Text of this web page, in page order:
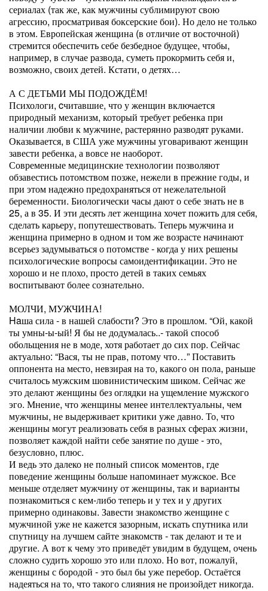
сериалах (так же, как мужчины сублимируют свою
агрессию, просматривая боксерские бои). Но дело не только
в этом. Европейская женщина (в отличие от восточной)
стремится обеспечить себе безбедное будущее, чтобы,
например, в случае развода, суметь прокормить себя и,
возможно, своих детей. Кстати, о детях…
А С ДЕТЬМИ МЫ ПОДОЖДЁМ!
Психологи, cчитавшие, что у женщин включается
природный механизм, который требует ребенка при
наличии любви к мужчине, растерянно разводят руками.
Оказывается, в США уже мужчины уговаривают женщин
завести ребенка, а вовсе не наоборот.
Современные медицинские технологии позволяют
обзавестись потомством позже, нежели в прежние годы, и
при этом надежно предохраняться от нежелательной
беременности. Биологически часы дают о себе знать не в
25, а в 35. И эти десять лет женщина хочет пожить для себя,
сделать карьеру, попутешествовать. Теперь мужчина и
женщина примерно в одном и том же возрасте начинают
всерьез задумываться о потомстве - когда у них решены
психологические вопросы самоидентификации. Это не
хорошо и не плохо, просто детей в таких семьях
воспитывают более сознательно.
МОЛЧИ, МУЖЧИНА!
Haша сила - в нашей слабости? Это в прошлом. “Ой, какой
ты умны-ы-ый! Я бы не додумалась..- такой способ
обольщения не в моде, хотя работает до сих пор. Сейчас
актуально: “Вася, ты не прав, потому что…” Поставить
оппонента на место, невзирая на то, какого он пола, раньше
считалось мужским шовинистическим шиком. Сейчас же
это делают женщины без оглядки на ущемление мужского
эго. Мнение, что женщины менее интеллектуальны, чем
мужчины, не выдерживает критики уже давно. То, что
женщины могут реализовать себя в разных сферах жизни,
позволяет каждой найти себе занятие по душе - это,
безусловно, плюс.
И ведь это далеко не полный список моментов, где
поведение женщины больше напоминает мужское. Все
меньше отделяет мужчину от женщины, так и варианты
познакомиться с кем-либо теперь и у тех и у других
примерно одинаковы. Завести знакомство женщине с
мужчиной уже не кажется зазорным, искать спутника или
спутницу на лучшем сайте знакомств - так делают и те и
другие. А вот к чему это приведёт увидим в будущем, очень
сложно судить хорошо это или плохо. Но вот, пожалуй,
женщины с бородой - это был бы уже перебор. Остаётся
надеяться на то, что такого слияния не произойдет никогда.